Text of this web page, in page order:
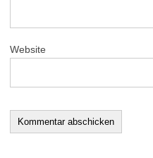
Website